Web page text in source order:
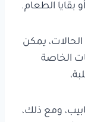
بقايا الطعام.
يمكن
الخاصة
ومع ذلك،